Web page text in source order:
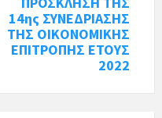
14ης ΣΥΝΕΔΡΙΑΣΗΣ
ΤΗΣ ΟΙΚΟΝΟΜΙΚΗΣ
ΕΠΙΤΡΟΠΗΣ ΕΤΟΥΣ
2022